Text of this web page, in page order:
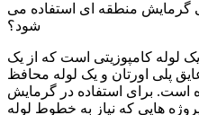
منطقه ای استفاده می
شود؟
پیش{0}عایق یک لوله کامپوزیتی است که از یک
پلی اورتان و یک لوله محافظ
است. برای استفاده در گرمایش
هایی که نیاز به خطوط لوله